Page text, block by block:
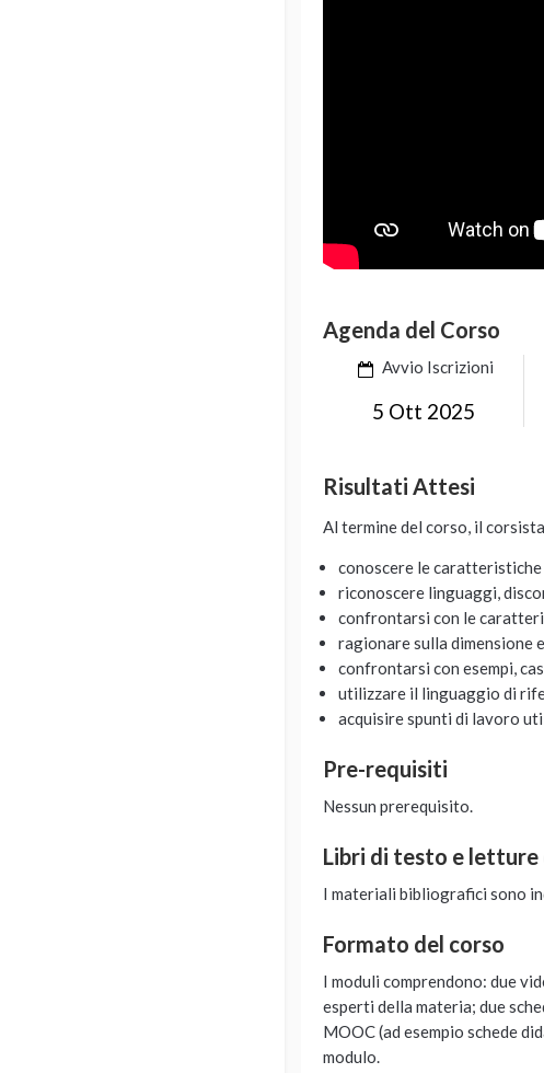
Agenda del Corso
Avvio Iscrizioni
5 Ott 2025
Risultati Attesi
Al termine del corso, il
conoscere le
riconoscere linguaggi,
confrontarsi con le
ragionare sulla dimensione
confrontarsi con esempi,
utilizzare il linguaggio di
acquisire spunti di lavoro
Pre-requisiti
Nessun prerequisito.
Libri di testo e
I materiali bibliografici sono
Formato del corso
I moduli comprendono: due
esperti della materia; due
MOOC (ad esempio schede
modulo.